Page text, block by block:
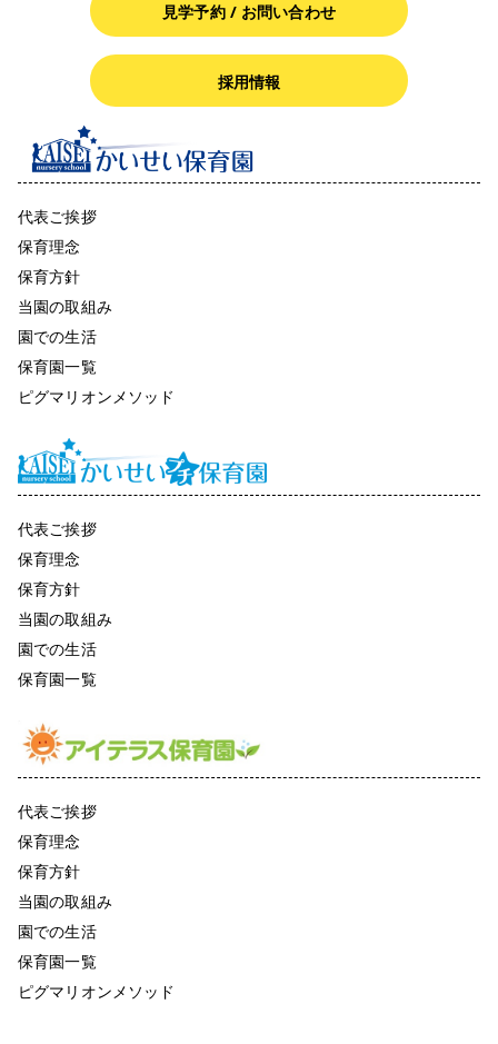
見学予約 / お問い合わせ
採用情報
代表ご挨拶
保育理念
保育方針
当園の取組み
園での生活
保育園一覧
ピグマリオンメソッド
代表ご挨拶
保育理念
保育方針
当園の取組み
園での生活
保育園一覧
代表ご挨拶
保育理念
保育方針
当園の取組み
園での生活
保育園一覧
ピグマリオンメソッド